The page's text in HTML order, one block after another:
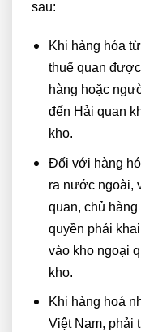
sau:
Khi hàng hóa
thuế quan
hàng hoặc
đến Hải quan
kho.
Đối với hàng
ra nước ngoài,
quan, chủ
quyền phải
vào kho ngoại
kho.
Khi hàng hoá
Việt Nam, phải